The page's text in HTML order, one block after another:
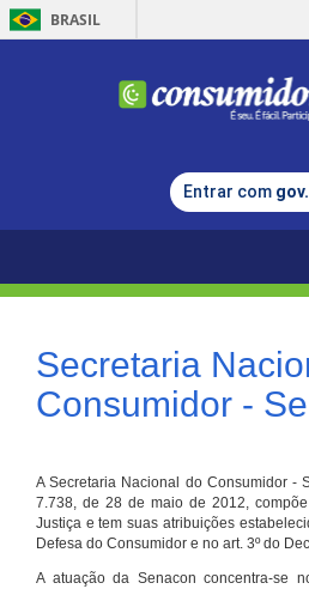
BRASIL
Entrar com
Secretaria
Consumidor -
A Secretaria Nacional do Consumidor -
7.738, de 28 de maio de 2012,
Justiça e tem suas atribuições
Defesa do Consumidor e no art. 3º do
A atuação da Senacon concentra-se